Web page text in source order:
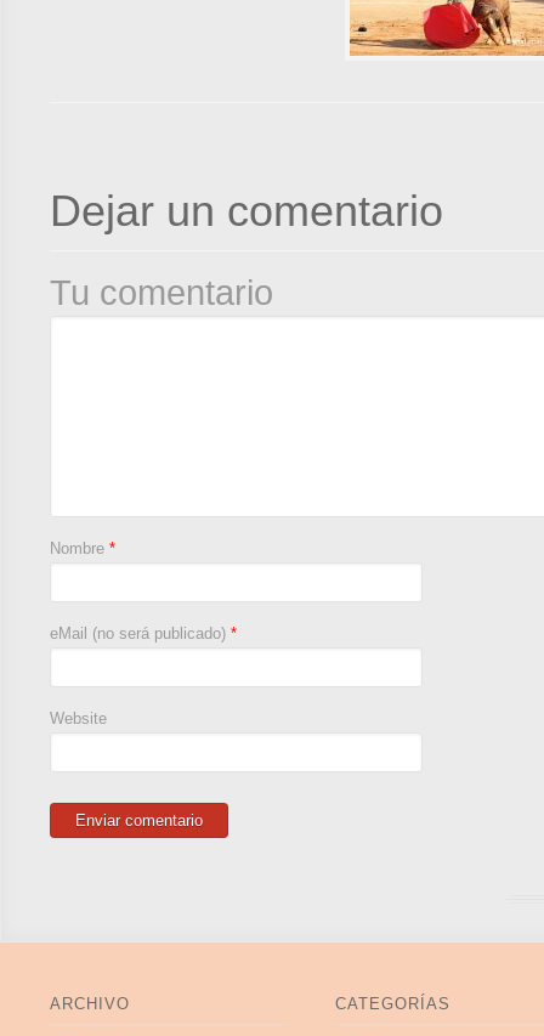
Dejar un comentario
Tu comentario
Nombre *
eMail (no será publicado) *
Website
ARCHIVO CATEGORÍAS